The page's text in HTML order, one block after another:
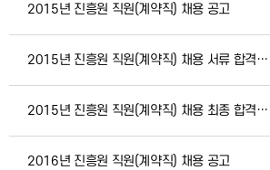
2015년 진흥원 직원(계약직) 채용 공고
2015년 진흥원 직원(계약직) 채용 서류 합격자 공고
2015년 진흥원 직원(계약직) 채용 최종 합격자 공고
2016년 진흥원 직원(계약직) 채용 공고